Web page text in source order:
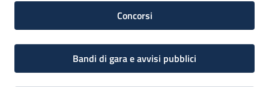
Concorsi
Bandi di gara e avvisi pubblici